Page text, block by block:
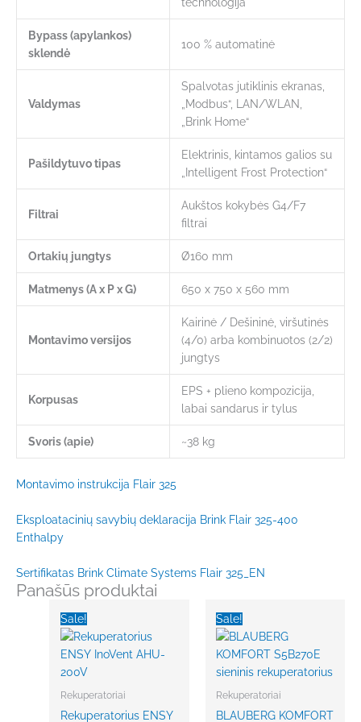
technologija
Bypass (apylankos)
sklendė
100 % automatinė
Valdymas
Spalvotas jutiklinis ekranas,
„Modbus“, LAN/WLAN,
„Brink Home“
Pašildytuvo tipas
Elektrinis, kintamos galios su
„Intelligent Frost Protection“
Filtrai
Aukštos kokybės G4/F7
filtrai
Ortakių jungtys Ø160 mm
Matmenys (A x P x G) 650 x 750 x 560 mm
Montavimo versijos
Kairinė / Dešininė, viršutinės
(4/0) arba kombinuotos (2/2)
jungtys
Korpusas
EPS + plieno kompozicija,
labai sandarus ir tylus
Svoris (apie) ~38 kg
Montavimo instrukcija Flair 325
Eksploatacinių savybių deklaracija Brink Flair 325-400
Enthalpy
Sertifikatas Brink Climate Systems Flair 325_EN
Panašūs produktai
Sale!
Rekuperatoriai
Rekuperatorius ENSY
was:
€2,895.00.
Sale!
Rekuperatoriai
BLAUBERG KOMFORT
was:
€1,790.00.